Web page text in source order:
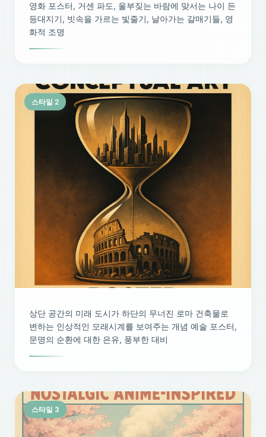
영화 포스터, 거센 파도, 울부짖는 바람에 맞서는 나이 든
등대지기, 빗속을 가르는 빛줄기, 날아가는 갈매기들, 영
화적 조명
스타일 2
상단 공간의 미래 도시가 하단의 무너진 로마 건축물로
변하는 인상적인 모래시계를 보여주는 개념 예술 포스터,
문명의 순환에 대한 은유, 풍부한 대비
스타일 3